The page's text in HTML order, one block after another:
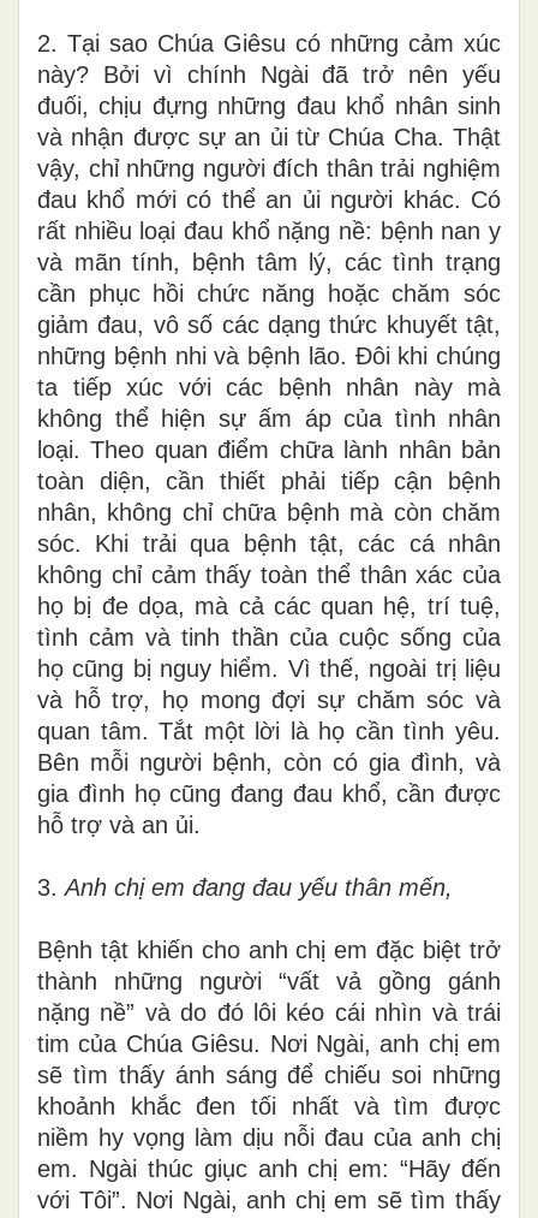
2. Tại sao Chúa Giêsu có những cảm xúc
này? Bởi vì chính Ngài đã trở nên yếu
đuối, chịu đựng những đau khổ nhân sinh
và nhận được sự an ủi từ Chúa Cha. Thật
vậy, chỉ những người đích thân trải nghiệm
đau khổ mới có thể an ủi người khác. Có
rất nhiều loại đau khổ nặng nề: bệnh nan y
và mãn tính, bệnh tâm lý, các tình trạng
cần phục hồi chức năng hoặc chăm sóc
giảm đau, vô số các dạng thức khuyết tật,
những bệnh nhi và bệnh lão. Đôi khi chúng
ta tiếp xúc với các bệnh nhân này mà
không thể hiện sự ấm áp của tình nhân
loại. Theo quan điểm chữa lành nhân bản
toàn diện, cần thiết phải tiếp cận bệnh
nhân, không chỉ chữa bệnh mà còn chăm
sóc. Khi trải qua bệnh tật, các cá nhân
không chỉ cảm thấy toàn thể thân xác của
họ bị đe dọa, mà cả các quan hệ, trí tuệ,
tình cảm và tinh thần của cuộc sống của
họ cũng bị nguy hiểm. Vì thế, ngoài trị liệu
và hỗ trợ, họ mong đợi sự chăm sóc và
quan tâm. Tắt một lời là họ cần tình yêu.
Bên mỗi người bệnh, còn có gia đình, và
gia đình họ cũng đang đau khổ, cần được
hỗ trợ và an ủi.
3.Anh chị em đang đau yếu thân mến,
Bệnh tật khiến cho anh chị em đặc biệt trở
thành những người “vất vả gồng gánh
nặng nề” và do đó lôi kéo cái nhìn và trái
tim của Chúa Giêsu. Nơi Ngài, anh chị em
sẽ tìm thấy ánh sáng để chiếu soi những
khoảnh khắc đen tối nhất và tìm được
niềm hy vọng làm dịu nỗi đau của anh chị
em. Ngài thúc giục anh chị em: “Hãy đến
với Tôi”. Nơi Ngài, anh chị em sẽ tìm thấy